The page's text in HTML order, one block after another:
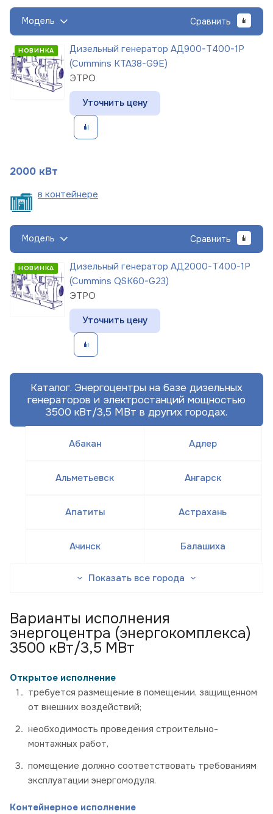
Модель Сравнить
НОВИНКА
Дизельный генератор АД900-Т400-1Р
(Cummins KTA38-G9E)
ЭТРО
Уточнить цену
2000 кВт
в контейнере
Модель Сравнить
НОВИНКА
Дизельный генератор АД2000-Т400-1Р
(Cummins QSK60-G23)
ЭТРО
Уточнить цену
Каталог. Энергоцентры на базе дизельных
генераторов и электростанций мощностью
3500 кВт/3,5 МВт в других городах.
Абакан Адлер
Альметьевск Ангарск
Апатиты Астрахань
Ачинск Балашиха
Показать все города
Варианты исполнения
энергоцентра (энергокомплекса)
3500 кВт/3,5 МВт
Открытое исполнение
требуется размещение в помещении, защищенном
от внешних воздействий;
необходимость проведения строительно-
монтажных работ,
помещение должно соответствовать требованиям
эксплуатации энергомодуля.
Контейнерное исполнение